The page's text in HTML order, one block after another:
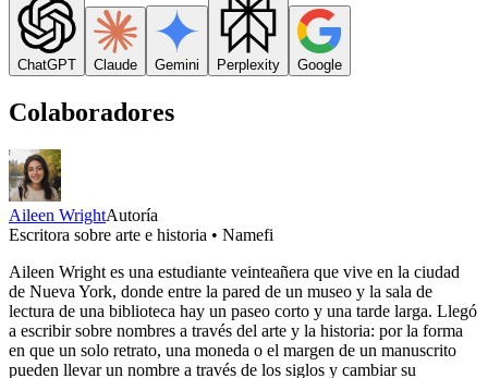
ChatGPT Claude Gemini Perplexity Google
Colaboradores
Aileen WrightAutoría
Escritora sobre arte e historia • Namefi
Aileen Wright es una estudiante veinteañera que vive en la ciudad
de Nueva York, donde entre la pared de un museo y la sala de
lectura de una biblioteca hay un paseo corto y una tarde larga. Llegó
a escribir sobre nombres a través del arte y la historia: por la forma
en que un solo retrato, una moneda o el margen de un manuscrito
pueden llevar un nombre a través de los siglos y cambiar su